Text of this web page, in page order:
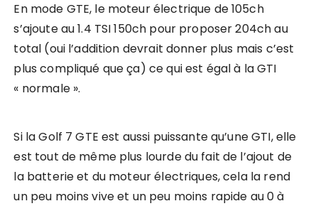
En mode GTE, le moteur électrique de 105ch
s’ajoute au 1.4 TSI 150ch pour proposer 204ch au
total (oui l’addition devrait donner plus mais c’est
plus compliqué que ça) ce qui est égal à la GTI
« normale ».
Si la Golf 7 GTE est aussi puissante qu’une GTI, elle
est tout de même plus lourde du fait de l’ajout de
la batterie et du moteur électriques, cela la rend
un peu moins vive et un peu moins rapide au 0 à